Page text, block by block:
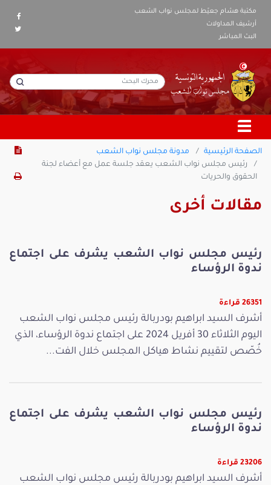
مكتبة هشام جعيّط لمجلس نواب الشعب
أرشيف المداولات
البث المباشر
الصفحة الرئيسية
مدونة مجلس نواب الشعب
رئيس مجلس نواب الشعب يعقد جلسة عمل مع أعضاء لجنة
الحقوق والحريات
مقالات أخرى
رئيس مجلس نواب الشعب يشرف على اجتماع
ندوة الرؤساء
26351 قراءة
أشرف السيد ابراهيم بودربالة رئيس مجلس نواب الشعب
اليوم الثلاثاء 30 أفريل 2024 على اجتماع ندوة الرؤساء، الذي
خُصّص لتقييم نشاط هياكل المجلس خلال الفت...
رئيس مجلس نواب الشعب يشرف على اجتماع
ندوة الرؤساء
23206 قراءة
أشرف السيد ابراهيم بودربالة رئيس مجلس نواب الشعب